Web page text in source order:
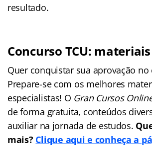
resultado.
Concurso TCU:
Quer conquistar sua aprovação no
Prepare-se com os melhores
especialistas! O Gran Cursos
de forma gratuita, conteúdos
auxiliar na jornada de estudos.
mais? Clique aqui e conheça a